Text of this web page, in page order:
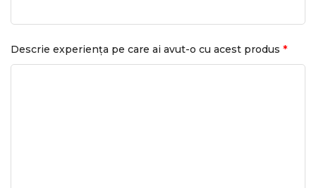
Descrie experiența pe care ai avut-o cu acest produs *